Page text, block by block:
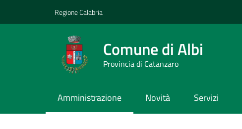
Regione Calabria
Comune di Albi
Provincia di Catanzaro
Amministrazione Novità Servizi